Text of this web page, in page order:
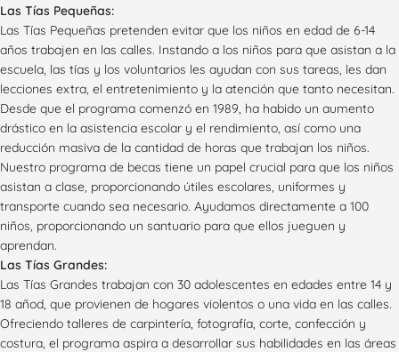
Las Tías Pequeñas:
Las Tías Pequeñas pretenden evitar que los niños en edad de 6-14
años trabajen en las calles. Instando a los niños para que asistan a la
escuela, las tías y los voluntarios les ayudan con sus tareas, les dan
lecciones extra, el entretenimiento y la atención que tanto necesitan.
Desde que el programa comenzó en 1989, ha habido un aumento
drástico en la asistencia escolar y el rendimiento, así como una
reducción masiva de la cantidad de horas que trabajan los niños.
Nuestro programa de becas tiene un papel crucial para que los niños
asistan a clase, proporcionando útiles escolares, uniformes y
transporte cuando sea necesario. Ayudamos directamente a 100
niños, proporcionando un santuario para que ellos jueguen y
aprendan.
Las Tías Grandes:
Las Tías Grandes trabajan con 30 adolescentes en edades entre 14 y
18 añod, que provienen de hogares violentos o una vida en las calles.
Ofreciendo talleres de carpintería, fotografía, corte, confección y
costura, el programa aspira a desarrollar sus habilidades en las áreas